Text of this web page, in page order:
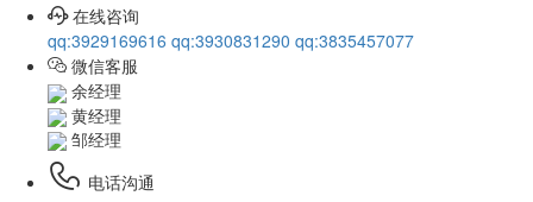
在线咨询
qq:3929169616 qq:3930831290 qq:3835457077
微信客服
余经理
黄经理
邹经理
电话沟通